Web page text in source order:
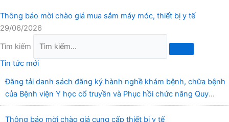
Thông báo mời chào giá mua sắm máy móc, thiết bị y tế
29/06/2026
Tìm kiếm
Tin tức mới
Đăng tải danh sách đăng ký hành nghề khám bệnh, chữa bệnh
của Bệnh viện Y học cổ truyền và Phục hồi chức năng Quy
Nhơn (22/6/2026)
Thông báo mời chào giá cung cấp thiết bị y tế